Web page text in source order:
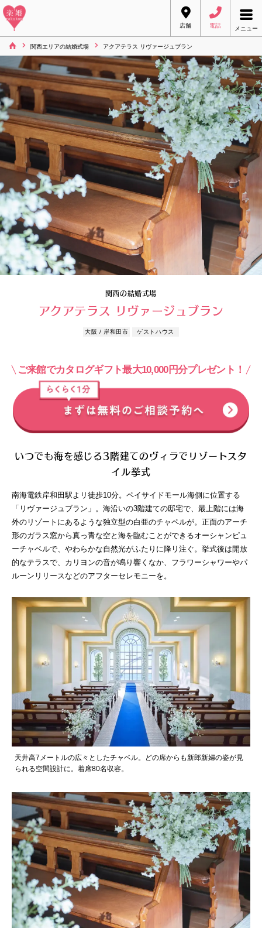
店舗 電話 メニュー
関西エリアの結婚式場 アクアテラス リヴァージュブラン
関西の結婚式場
アクアテラス リヴァージュブラン
大阪 / 岸和田市 ゲストハウス
ご来館でカタログギフト最大10,000円分プレゼント！
いつでも海を感じる3階建てのヴィラでリゾートスタ
イル挙式
南海電鉄岸和田駅よリ徒歩10分。ペイサイドモール海側に位置する
「リヴァージュブラン」。海沿いの3階建ての邸宅で、最上階には海
外のリゾートにあるような独立型の白亜のチャペルが。正面のアーチ
形のガラス窓から真っ青な空と海を臨むことができるオーシャンピュ
ーチャベルで、やわらかな自然光がふたりに降リ注ぐ。挙式後は開放
的なテラスで、カリヨンの音が鳴り響くなか、フラワーシャワーやパ
ルーンリリースなどのアフターセレモニーを。
天井高7メートルの広々としたチャベル。どの席からも新郎新婦の姿が見
られる空間設計に。着席80名収容。